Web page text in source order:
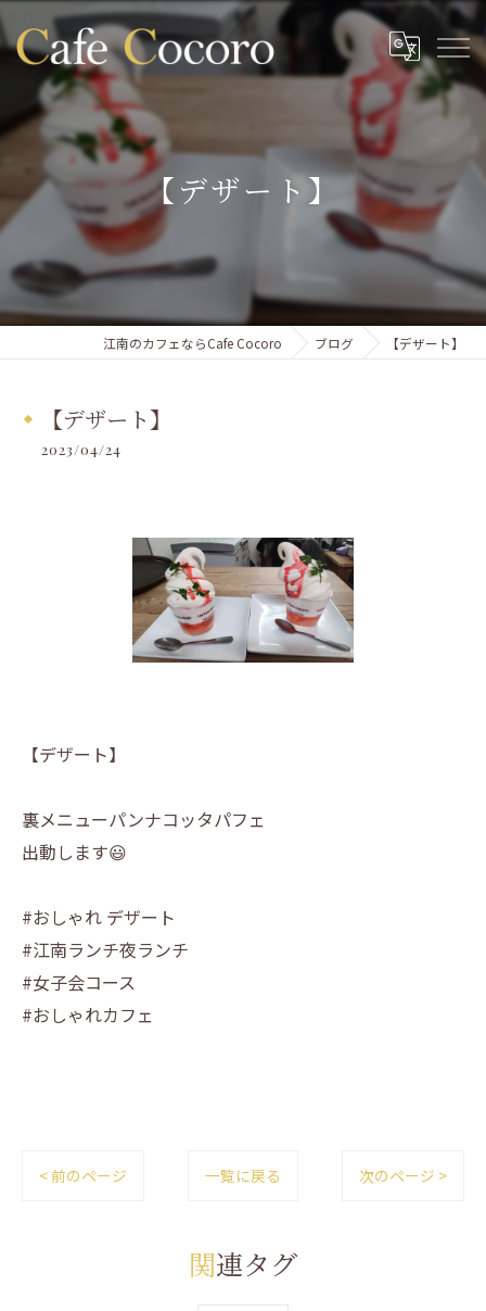
【デザート】
江南のカフェならCafe Cocoro ブログ 【デザート】
【デザート】
2023/04/24
【デザート】
裏メニューパンナコッタパフェ
出動します😃
#おしゃれ デザート
#江南ランチ夜ランチ
#女子会コース
#おしゃれカフェ
< 前のページ 一覧に戻る 次のページ >
関連タグ